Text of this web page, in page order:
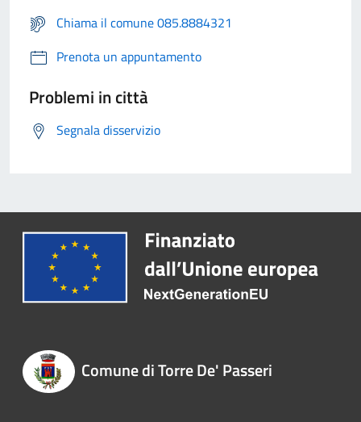
Chiama il comune 085.8884321
Prenota un appuntamento
Problemi in città
Segnala disservizio
Comune di Torre De' Passeri